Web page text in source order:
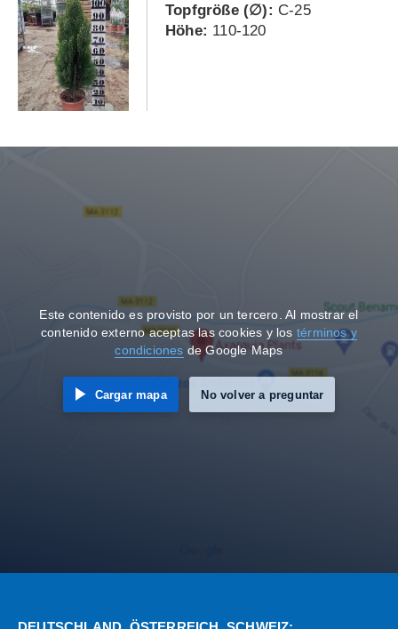
Topfgröße (∅): C-25
Höhe: 110-120
Este contenido es provisto por un tercero. Al mostrar el
contenido externo aceptas las cookies y los términos y
condiciones de Google Maps
Cargar mapa No volver a preguntar